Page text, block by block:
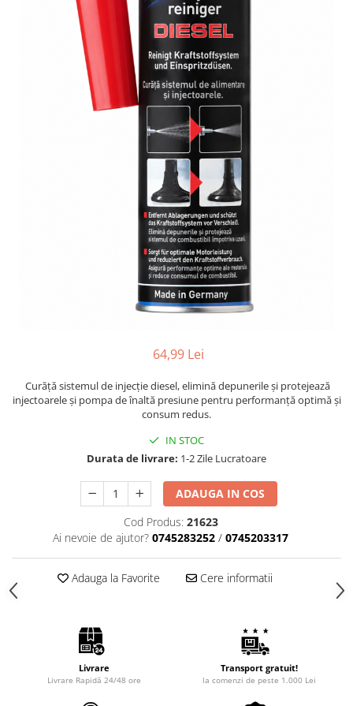
64,99 Lei
Curăță sistemul de injecție diesel, elimină depunerile și protejează
injectoarele și pompa de înaltă presiune pentru performanță optimă și
consum redus.
IN STOC
Durata de livrare: 1-2 Zile Lucratoare
ADAUGA IN COS
Cod Produs: 21623
Ai nevoie de ajutor? 0745283252 / 0745203317
Adauga la Favorite Cere informatii
Livrare
Livrare Rapidă 24/48 ore
Transport gratuit!
la comenzi de peste 1.000 Lei